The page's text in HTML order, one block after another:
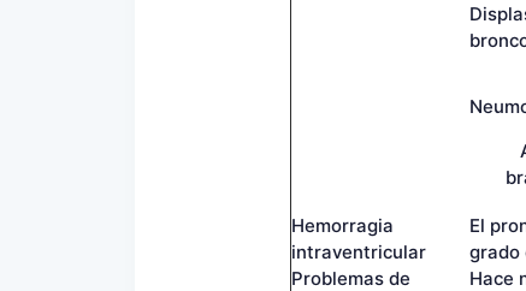
Hemorragia
intraventricular
El
grado
Problemas de
Hace